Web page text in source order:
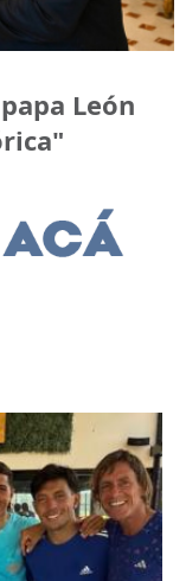
León